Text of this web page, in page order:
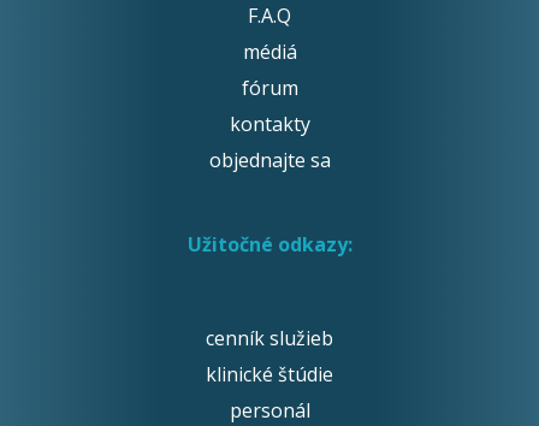
F.A.Q
médiá
fórum
kontakty
objednajte sa
Užitočné odkazy:
cenník služieb
klinické štúdie
personál